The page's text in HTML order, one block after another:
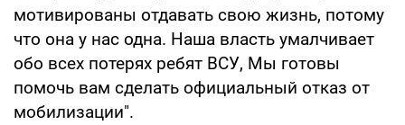
мотивированы отдавать свою жизнь, потому
что она у нас одна. Наша власть умалчивает
обо всех потерях ребят ВСУ, Мы готовы
помочь вам сделать официальный отказ от
мобилизации".